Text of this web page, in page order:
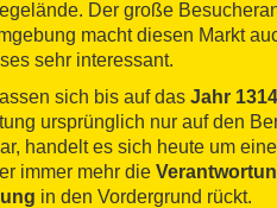
Der große
macht diesen Markt
sehr interessant.
lassen sich bis auf das Jahr 1314
ursprünglich nur auf den
handelt es sich heute um eine
immer mehr die
in den Vordergrund rückt.